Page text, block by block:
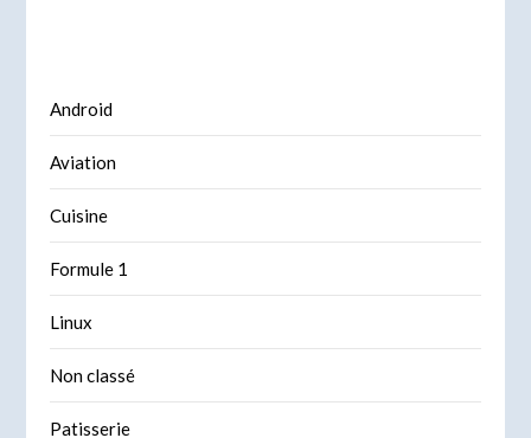
Android
Aviation
Cuisine
Formule 1
Linux
Non classé
Patisserie